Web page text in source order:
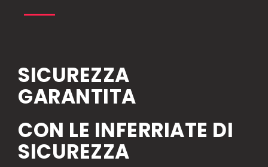
SICUREZZA
GARANTITA
CON LE INFERRIATE DI
SICUREZZA